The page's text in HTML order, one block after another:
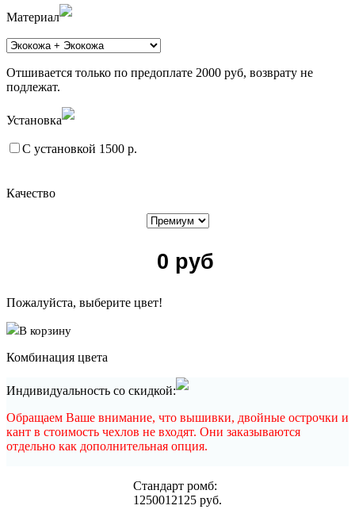
Материал
Отшивается только по предоплате 2000 руб, возврату не
подлежат.
Установка
С установкой 1500 р.
Качество
0 руб
Пожалуйста, выберите цвет!
В корзину
Комбинация цвета
Индивидуальность со скидкой:
Обращаем Ваше внимание, что вышивки, двойные острочки и
кант в стоимость чехлов не входят. Они заказываются
отдельно как дополнительная опция.
Cтандарт ромб:
1250012125 руб.